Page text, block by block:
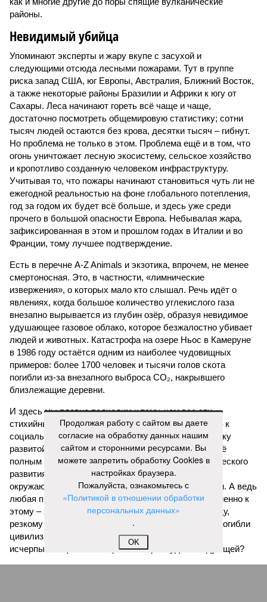
районы.
Невидимый убийца
Упоминают эксперты и жару вкупе с засухой и
следующими отсюда лесными пожарами. Тут в группе
риска запад США, юг Европы, Австралия, Ближний Восток,
а также некоторые районы Бразилии и Африки к югу от
Сахары. Леса начинают гореть всё чаще и чаще,
достаточно посмотреть общемировую статистику; сотни
тысяч людей остаются без крова, десятки тысяч – гибнут.
Но проблема не только в этом. Проблема ещё и в том, что
огонь уничтожает лесную экосистему, сельское хозяйство
и кропотливо созданную человеком инфраструктуру.
Учитывая то, что пожары начинают становиться чуть ли не
ежегодной реальностью на фоне глобального потепления,
год за годом их будет всё больше, и здесь уже среди
прочего в большой опасности Европа. Небывалая жара,
зафиксированная в этом и прошлом годах в Италии и во
Франции, тому лучшее подтверждение.
Есть в перечне A-Z Animals и экзотика, впрочем, не менее
смертоносная. Это, в частности, «лимнические
извержения», о которых мало кто слышал. Речь идёт о
явлениях, когда большое количество углекислого газа
внезапно вырывается из глубин озёр, образуя невидимое
удушающее газовое облако, которое безжалостно убивает
людей и животных. Катастрофа на озере Ньос в Камеруне
в 1986 году остаётся одним из наиболее чудовищных
примеров: более 1700 человек и тысячи голов скота
погибли из-за внезапного выброса CO₂, накрывшего
близлежащие деревни.
И здесь мы плавно подходим к тому, чем все эти
стихийные бедствия могут закончиться. А именно – к
социальному коллапсу, то есть фактическому упадку
развитой цивилизации, зачастую с последующим её
полным уничтожением. Среди причин такого трагического
развития событий учёные называют деградацию
окружающей среды, истощение ресурсов и болезни. А ведь
любая природная катастрофа непременно ведёт именно к
этому – экономическому кризису, эпидемиям, голоду,
резкому сокращению численности населения. Так погибли
цивилизации шумеров, майя, кхмеров – список не
исчерпывающий. Какая цивилизация будет следующей?
Продолжая работу с сайтом вы даете
согласие на обработку данных нашим
сайтом и сторонними ресурсами. Вы
можете запретить обработку Cookies в
настройках браузера.
Пожалуйста, ознакомьтесь с
«Политикой в отношении обработки
персональных данных»
.
OK